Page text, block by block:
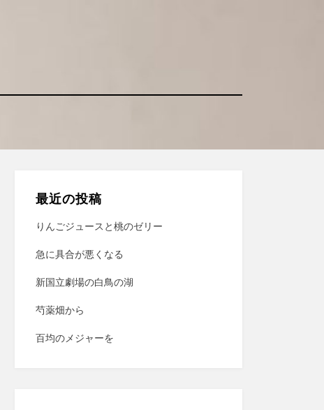
最近の投稿
りんごジュースと桃のゼリー
急に具合が悪くなる
新国立劇場の白鳥の湖
芍薬畑から
百均のメジャーを